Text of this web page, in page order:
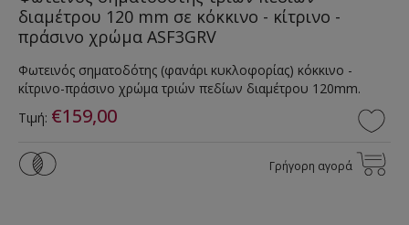
διαμέτρου 120 mm σε κόκκινο - κίτρινο -
πράσινο χρώμα ASF3GRV
Φωτεινός σηματοδότης (φανάρι κυκλοφορίας) κόκκινο -
κίτρινο-πράσινο χρώμα τριών πεδίων διαμέτρου 120mm.
Τιμή: €159,00
Γρήγορη αγορά